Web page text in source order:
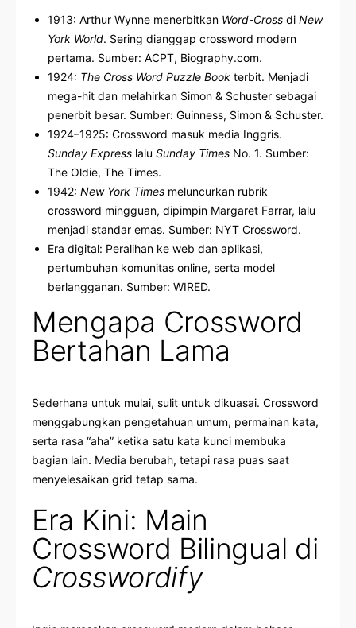
1913: Arthur Wynne menerbitkan Word-Cross di New
York World. Sering dianggap crossword modern
pertama. Sumber: ACPT, Biography.com.
1924: The Cross Word Puzzle Book terbit. Menjadi
mega-hit dan melahirkan Simon & Schuster sebagai
penerbit besar. Sumber: Guinness, Simon & Schuster.
1924–1925: Crossword masuk media Inggris.
Sunday Express lalu Sunday Times No. 1. Sumber:
The Oldie, The Times.
1942: New York Times meluncurkan rubrik
crossword mingguan, dipimpin Margaret Farrar, lalu
menjadi standar emas. Sumber: NYT Crossword.
Era digital: Peralihan ke web dan aplikasi,
pertumbuhan komunitas online, serta model
berlangganan. Sumber: WIRED.
Mengapa Crossword
Bertahan Lama
Sederhana untuk mulai, sulit untuk dikuasai. Crossword
menggabungkan pengetahuan umum, permainan kata,
serta rasa “aha” ketika satu kata kunci membuka
bagian lain. Media berubah, tetapi rasa puas saat
menyelesaikan grid tetap sama.
Era Kini: Main
Crossword Bilingual di
Crosswordify